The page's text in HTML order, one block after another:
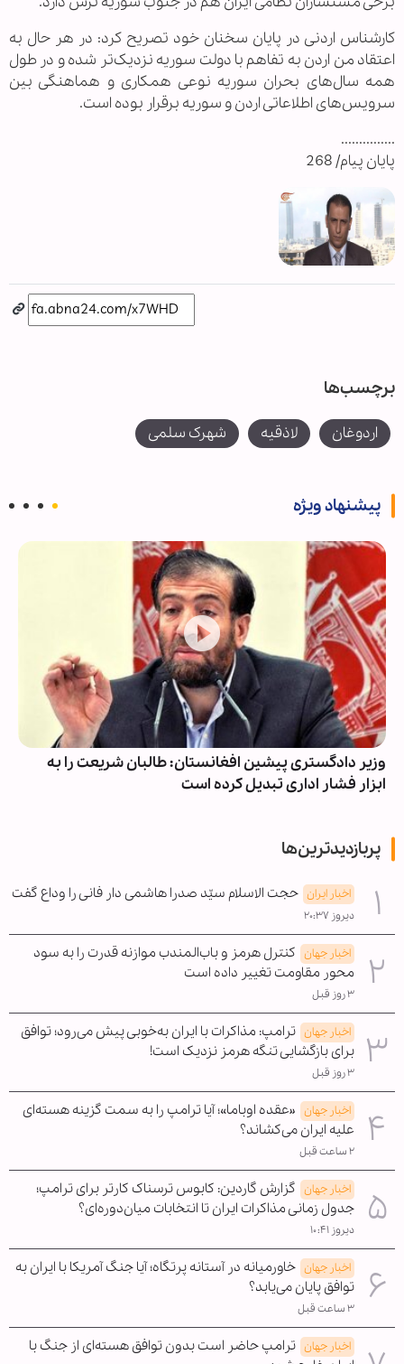
کارشناس اردنی در پایان سخنان خود تصریح کرد: در هر حال به
اعتقاد من اردن به تفاهم با دولت سوریه نزدیک‌تر شده و در طول
همه سال‌های بحران سوریه نوعی همکاری و هماهنگی بین
سرویس‌های اطلاعاتی اردن و سوریه برقرار بوده است.
...............
پایان پیام/ 268
برچسب‌ها
اردوغان لاذقیه شهرک سلمی
پیشنهاد ویژه
وزیر دادگستری پیشین افغانستان: طالبان شریعت را به
ابزار فشار اداری تبدیل کرده است
پربازدیدترین‌ها
اخبار ایران حجت الاسلام سیّد صدرا هاشمی دار فانی را وداع گفت
دیروز ۲۰:۳۷
اخبار جهان کنترل هرمز و باب‌المندب موازنه قدرت را به سود
محور مقاومت تغییر داده است
۳ روز قبل
اخبار جهان ترامپ: مذاکرات با ایران به‌خوبی پیش می‌رود؛ توافق
برای بازگشایی تنگه هرمز نزدیک است!
۳ روز قبل
اخبار جهان «عقده اوباما»؛ آیا ترامپ را به سمت گزینه هسته‌ای
علیه ایران می‌کشاند؟
۲ ساعت قبل
اخبار جهان گزارش گاردین: کابوس ترسناک کارتر برای ترامپ؛
جدول زمانی مذاکرات ایران تا انتخابات میان‌دوره‌ای؟
دیروز ۱۰:۴۱
اخبار جهان خاورمیانه در آستانه پرتگاه؛ آیا جنگ آمریکا با ایران به
توافق پایان می‌یابد؟
۳ ساعت قبل
اخبار جهان ترامپ حاضر است بدون توافق هسته‌ای از جنگ با